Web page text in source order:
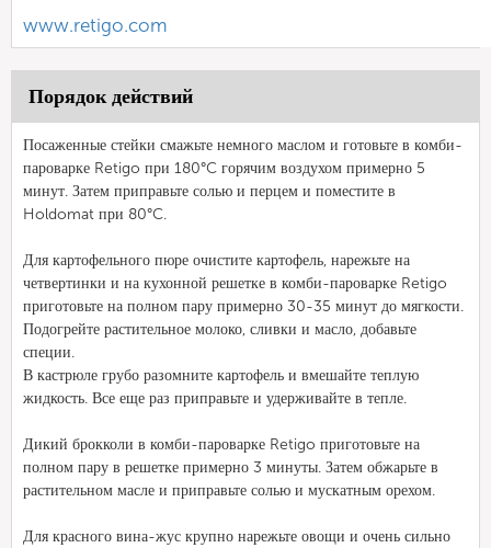
www.retigo.com
Порядок действий
Посаженные стейки смажьте немного маслом и готовьте в комби-
пароварке Retigo при 180°C горячим воздухом примерно 5
минут. Затем приправьте солью и перцем и поместите в
Holdomat при 80°C.
Для картофельного пюре очистите картофель, нарежьте на
четвертинки и на кухонной решетке в комби-пароварке Retigo
приготовьте на полном пару примерно 30-35 минут до мягкости.
Подогрейте растительное молоко, сливки и масло, добавьте
специи.
В кастрюле грубо разомните картофель и вмешайте теплую
жидкость. Все еще раз приправьте и удерживайте в тепле.
Дикий брокколи в комби-пароварке Retigo приготовьте на
полном пару в решетке примерно 3 минуты. Затем обжарьте в
растительном масле и приправьте солью и мускатным орехом.
Для красного вина-жус крупно нарежьте овощи и очень сильно